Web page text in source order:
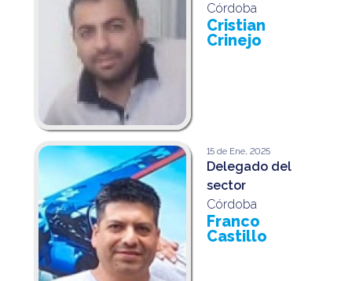
Córdoba
Cristian
Crinejo
15 de Ene, 2025
Delegado del
sector
Córdoba
Franco
Castillo